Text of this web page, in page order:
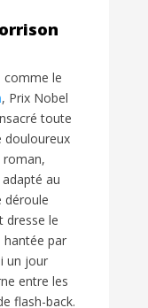
comme le
, Prix Nobel
toute
douloureux
roman,
au
déroule
dresse le
hantée par
un jour
entre les
flash-back.